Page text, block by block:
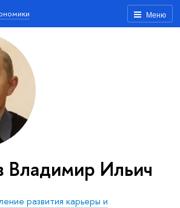
Меню
Владимир Ильич
развития карьеры и